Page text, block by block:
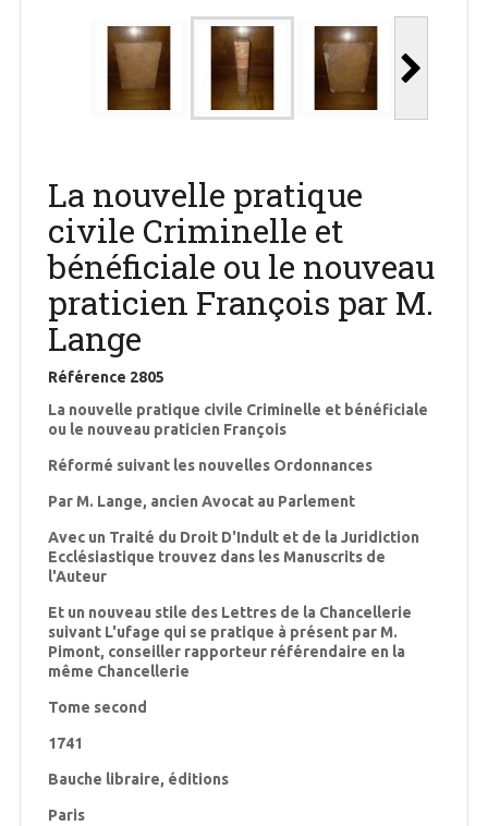
La nouvelle pratique
civile Criminelle et
bénéficiale ou le nouveau
praticien François par M.
Lange
Référence 2805
La nouvelle pratique civile Criminelle et bénéficiale
ou le nouveau praticien François
Réformé suivant les nouvelles Ordonnances
Par M. Lange, ancien Avocat au Parlement
Avec un Traité du Droit D'Indult et de la Juridiction
Ecclésiastique trouvez dans les Manuscrits de
l'Auteur
Et un nouveau stile des Lettres de la Chancellerie
suivant L'ufage qui se pratique à présent par M.
Pimont, conseiller rapporteur référendaire en la
même Chancellerie
Tome second
1741
Bauche libraire, éditions
Paris